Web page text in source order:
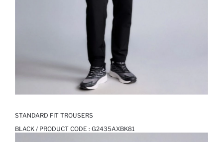
STANDARD FIT TROUSERS
BLACK / PRODUCT CODE : G2435AXBK81